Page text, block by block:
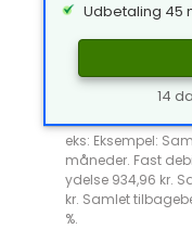
Udbetaling 45
14
eks: Eksempel:
måneder. Fast
ydelse 934,96 kr.
kr. Samlet
%.